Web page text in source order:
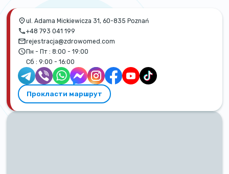
ul. Adama Mickiewicza 31, 60-835 Poznań
+48 793 041 199
rejestracja@zdrowomed.com
Пн - Пт : 8:00 - 19:00
Сб : 9:00 - 16:00
Прокласти маршрут